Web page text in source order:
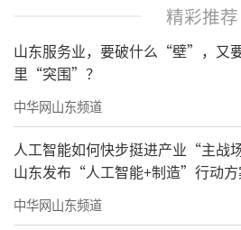
较高热度，预计“银十”
势。
部分重点城市网签面积
具体来看，北京新政
部分楼盘到访量有所好转，
看量也有增加。“网签成
数据，9月北京新建商品住
精彩推荐
山东服务业，要破什么“壁”，又
里“突围”？
中华网山东频道
人工智能如何快步挺进产业“主战
山东发布“人工智能+制造”行动
中华网山东频道